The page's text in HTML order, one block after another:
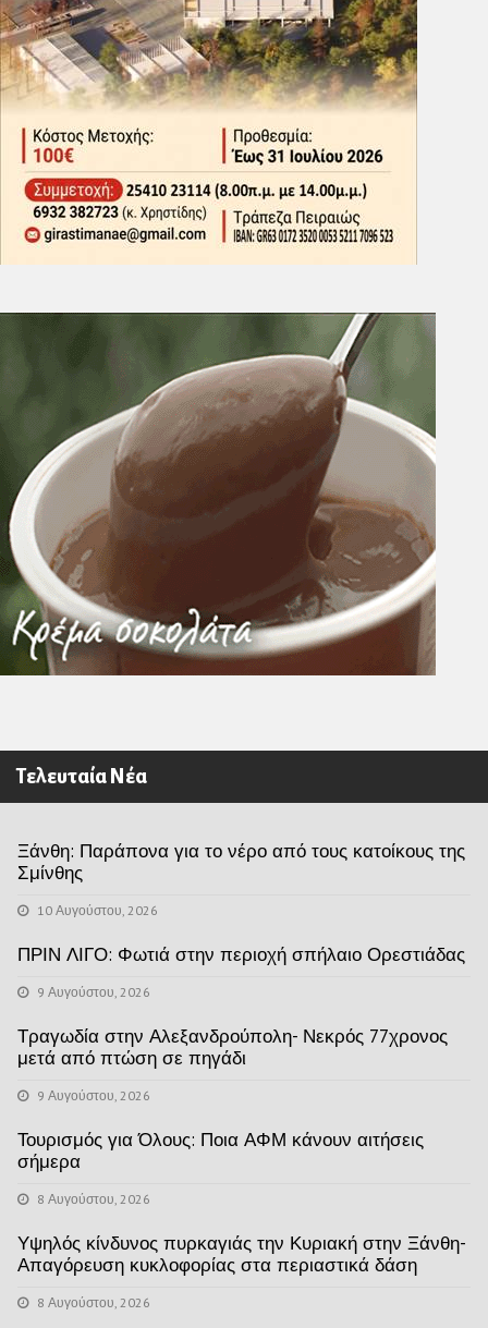
Τελευταία Νέα
Ξάνθη: Παράπονα για το νέρο από τους κατοίκους της
Σμίνθης
10 Αυγούστου, 2026
ΠΡΙΝ ΛΙΓΟ: Φωτιά στην περιοχή σπήλαιο Ορεστιάδας
9 Αυγούστου, 2026
Τραγωδία στην Αλεξανδρούπολη- Νεκρός 77χρονος
μετά από πτώση σε πηγάδι
9 Αυγούστου, 2026
Τουρισμός για Όλους: Ποια ΑΦΜ κάνουν αιτήσεις
σήμερα
8 Αυγούστου, 2026
Υψηλός κίνδυνος πυρκαγιάς την Κυριακή στην Ξάνθη-
Απαγόρευση κυκλοφορίας στα περιαστικά δάση
8 Αυγούστου, 2026